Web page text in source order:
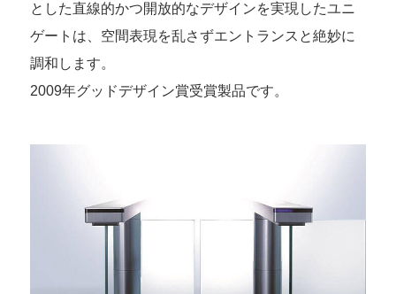
とした直線的かつ開放的なデザインを実現したユニ
ゲートは、空間表現を乱さずエントランスと絶妙に
調和します。
2009年グッドデザイン賞受賞製品です。